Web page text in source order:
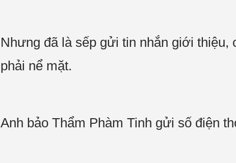
Nhưng đã là sếp gửi tin nhắn giới thiệu,
phải nể mặt.
Anh bảo Thẩm Phàm Tinh gửi số điện